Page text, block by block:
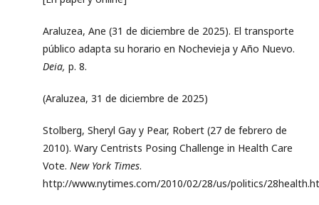
Araluzea, Ane (31 de diciembre de 2025). El transporte
público adapta su horario en Nochevieja y Año Nuevo.
Deia, p. 8.
(Araluzea, 31 de diciembre de 2025)
Stolberg, Sheryl Gay y Pear, Robert (27 de febrero de
2010). Wary Centrists Posing Challenge in Health Care
Vote. New York Times.
http://www.nytimes.com/2010/02/28/us/politics/